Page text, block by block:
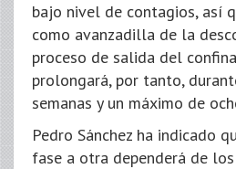
bajo nivel de contagios, así
como avanzadilla de la
proceso de salida del
prolongará, por tanto,
semanas y un máximo de
Pedro Sánchez ha indicado
fase a otra dependerá de